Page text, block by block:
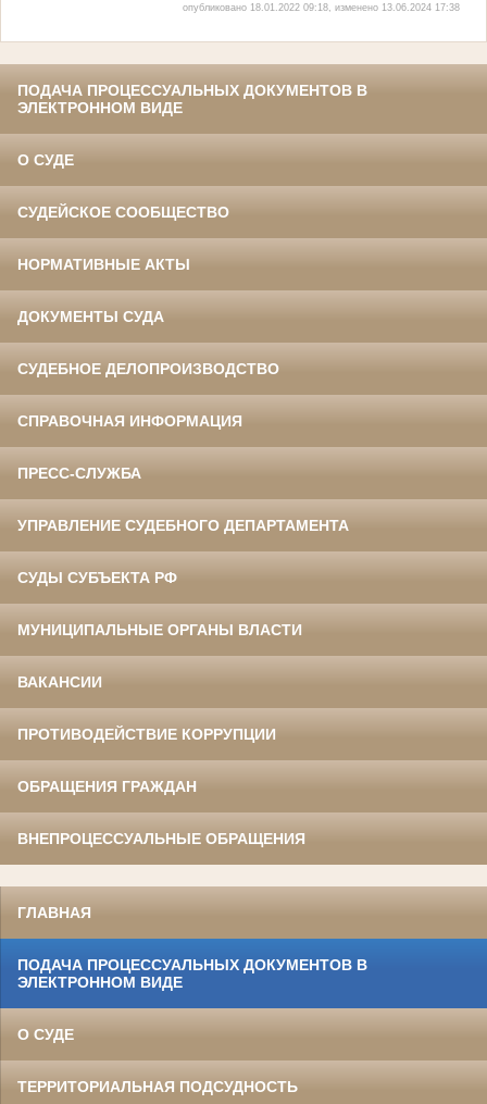
опубликовано 18.01.2022 09:18, изменено 13.06.2024 17:38
ПОДАЧА ПРОЦЕССУАЛЬНЫХ ДОКУМЕНТОВ В
ЭЛЕКТРОННОМ ВИДЕ
О СУДЕ
СУДЕЙСКОЕ СООБЩЕСТВО
НОРМАТИВНЫЕ АКТЫ
ДОКУМЕНТЫ СУДА
СУДЕБНОЕ ДЕЛОПРОИЗВОДСТВО
СПРАВОЧНАЯ ИНФОРМАЦИЯ
ПРЕСС-СЛУЖБА
УПРАВЛЕНИЕ СУДЕБНОГО ДЕПАРТАМЕНТА
СУДЫ СУБЪЕКТА РФ
МУНИЦИПАЛЬНЫЕ ОРГАНЫ ВЛАСТИ
ВАКАНСИИ
ПРОТИВОДЕЙСТВИЕ КОРРУПЦИИ
ОБРАЩЕНИЯ ГРАЖДАН
ВНЕПРОЦЕССУАЛЬНЫЕ ОБРАЩЕНИЯ
ГЛАВНАЯ
ПОДАЧА ПРОЦЕССУАЛЬНЫХ ДОКУМЕНТОВ В
ЭЛЕКТРОННОМ ВИДЕ
О СУДЕ
ТЕРРИТОРИАЛЬНАЯ ПОДСУДНОСТЬ